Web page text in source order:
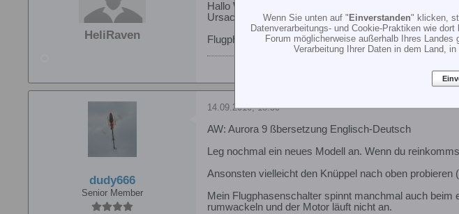
HeliRaven
Hallo Wolfgang und Rainer,
Ursache noch nicht gefunden.
Flugphasen hab ich auf Normal gestellt.
dudy666
Senior Member
14.09.2010, 18:30
AW: Aurora 9 ßbersetzung Englisch-Deutsch
Leg nochmal ein neues Modell an. Wenn du
Ansonsten vielleicht den Knüppel nach oben probieren
Mein Flugphasenschalter spinnt manchmal auch
rumwackeln und der Motor läuft nicht an.
Wenn Sie unten auf "Einverstanden" klicken,
Datenverarbeitungs- und Cookie-Praktiken wie
Forum möglicherweise außerhalb Ihres
Verarbeitung Ihrer Daten in dem Land,